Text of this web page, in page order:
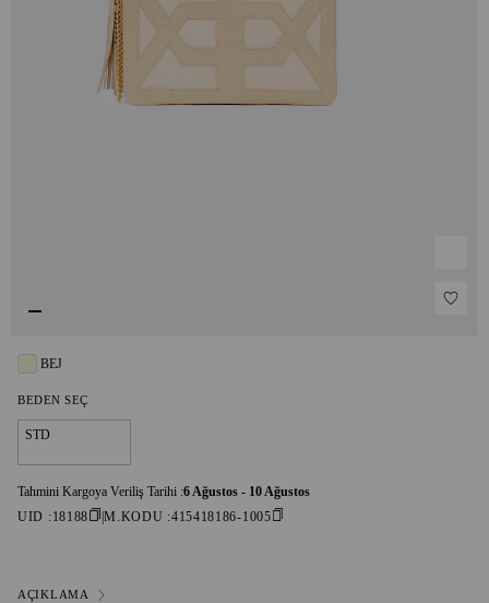
BEJ
BEDEN SEÇ
STD
Tahmini Kargoya Veriliş Tarihi :6 Ağustos - 10 Ağustos
UID :18188 M.KODU :415418186-1005
AÇIKLAMA